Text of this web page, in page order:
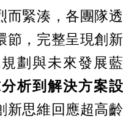
而緊湊，各團隊透
節，完整呈現創新
劃與未來發展藍
析到解決方案設
新思維回應超高齡